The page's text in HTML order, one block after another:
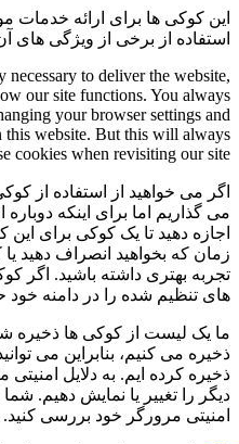
این کوکی ها برای ارائه
استفاده از برخی از ویژگی های
necessary to deliver the website,
our site functions. You always
your browser settings and
website. But this will always
cookies when revisiting our site.
اگر می خواهید از استفاده از
می گذاریم اما برای اینکه
اجازه دهید تا یک کوکی برای این
زمان که بخواهید انصراف دهید یا
تجربه بهتری داشته باشید. اگر
های تنظیم شده را در دامنه
ما یک لیست از کوکی ها ذخیره
ذخیره می کنیم، بنابراین می
ذخیره کرده ایم. به دلایل
دیگر را تغییر یا نمایش دهیم.
امنیتی مرورگر خود بررسی کنید.